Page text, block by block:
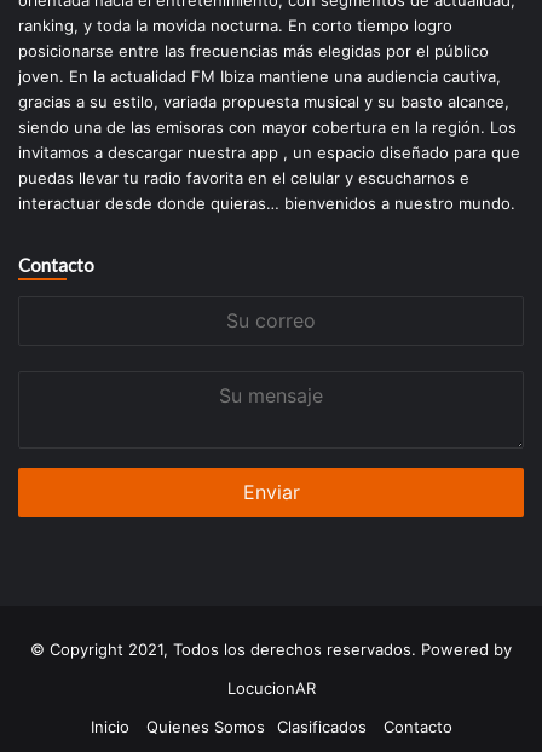
ranking, y toda la movida nocturna. En corto tiempo logro
posicionarse entre las frecuencias más elegidas por el público
joven. En la actualidad FM Ibiza mantiene una audiencia cautiva,
gracias a su estilo, variada propuesta musical y su basto alcance,
siendo una de las emisoras con mayor cobertura en la región. Los
invitamos a descargar nuestra app , un espacio diseñado para que
puedas llevar tu radio favorita en el celular y escucharnos e
interactuar desde donde quieras… bienvenidos a nuestro mundo.
Contacto
© Copyright 2021, Todos los derechos reservados. Powered by
LocucionAR
Inicio
Quienes Somos Clasificados Contacto